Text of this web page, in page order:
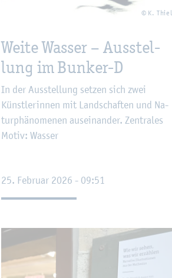
© K. Thiel
Weite Was­ser – Aus­stel­
lung im Bun­ker-D
In der Aus­stel­lung set­zen sich zwei
Künst­le­rin­nen mit Land­schaf­ten und Na­
tur­phä­no­me­nen aus­ein­an­der. Zen­tra­les
Motiv: Was­ser
25. Fe­bru­ar 2026 - 09:51